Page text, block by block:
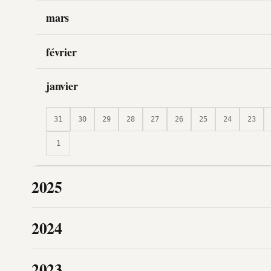
mars
février
janvier
31 30 29 28 27 26 25 24 23
1
2025
2024